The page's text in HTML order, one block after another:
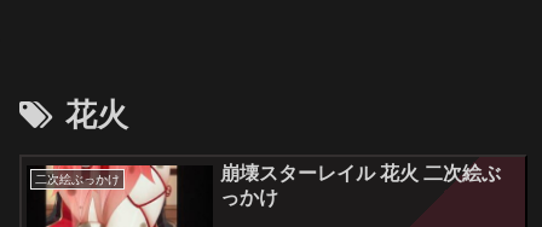
花火
二次絵ぶっかけ
崩壊スターレイル 花火 二次絵ぶ
っかけ